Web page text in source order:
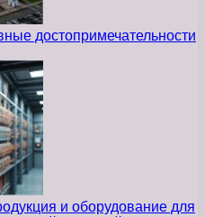
достопримечательности
и оборудование для